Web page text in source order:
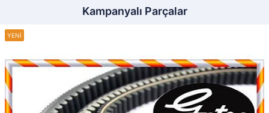
Kampanyalı Parçalar